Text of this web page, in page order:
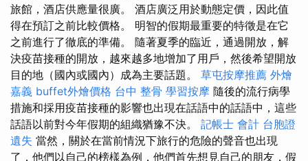
旅館，酒店供應量很廣。 酒店廣泛用於動態定價，因此值
得在預訂之前比較價格。 明智的假期最重要的特徵是在它
之前進行了徹底的準備。 隨著夏季的臨近，通過開放，解
決疫苗接種的開放，越來越多地增加了用戶，然後希望開放
目的地（國內或國內）成為主要話題。 草屯按摩推薦 外燴
嘉義 buffet外燴價格 台中 整骨 學習按摩 隨後的流行病學
措施和採用疫苗接種的影響也出現在話語中的話語中，這些
話語以前對今年假期的組織猶豫不決。 記帳士 會計 台胞證
遺失 當然，關於在當前情況下旅行的危險的聲音也出現
了，他們以自己的榜樣為例，他們首先想見自己的朋友，假